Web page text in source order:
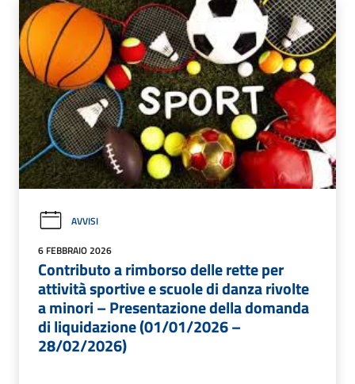
AVVISI
6 FEBBRAIO 2026
Contributo a rimborso delle rette per
attività sportive e scuole di danza rivolte
a minori – Presentazione della domanda
di liquidazione (01/01/2026 –
28/02/2026)